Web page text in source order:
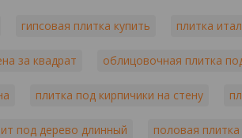
гипсовая плитка купить плитка
за квадрат облицовочная плитка
плитка под кирпичики на стену
под дерево длинный половая